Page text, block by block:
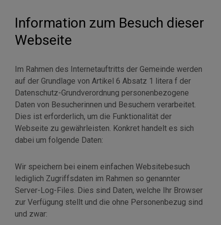
Information zum Besuch dieser
Webseite
Im Rahmen des Internetauftritts der Gemeinde werden
auf der Grundlage von Artikel 6 Absatz 1 litera f der
Datenschutz-Grundverordnung personenbezogene
Daten von Besucherinnen und Besuchern verarbeitet.
Dies ist erforderlich, um die Funktionalität der
Webseite zu gewährleisten. Konkret handelt es sich
dabei um folgende Daten:
Wir speichern bei einem einfachen Websitebesuch
lediglich Zugriffsdaten im Rahmen so genannter
Server-Log-Files. Dies sind Daten, welche Ihr Browser
zur Verfügung stellt und die ohne Personenbezug sind
und zwar: